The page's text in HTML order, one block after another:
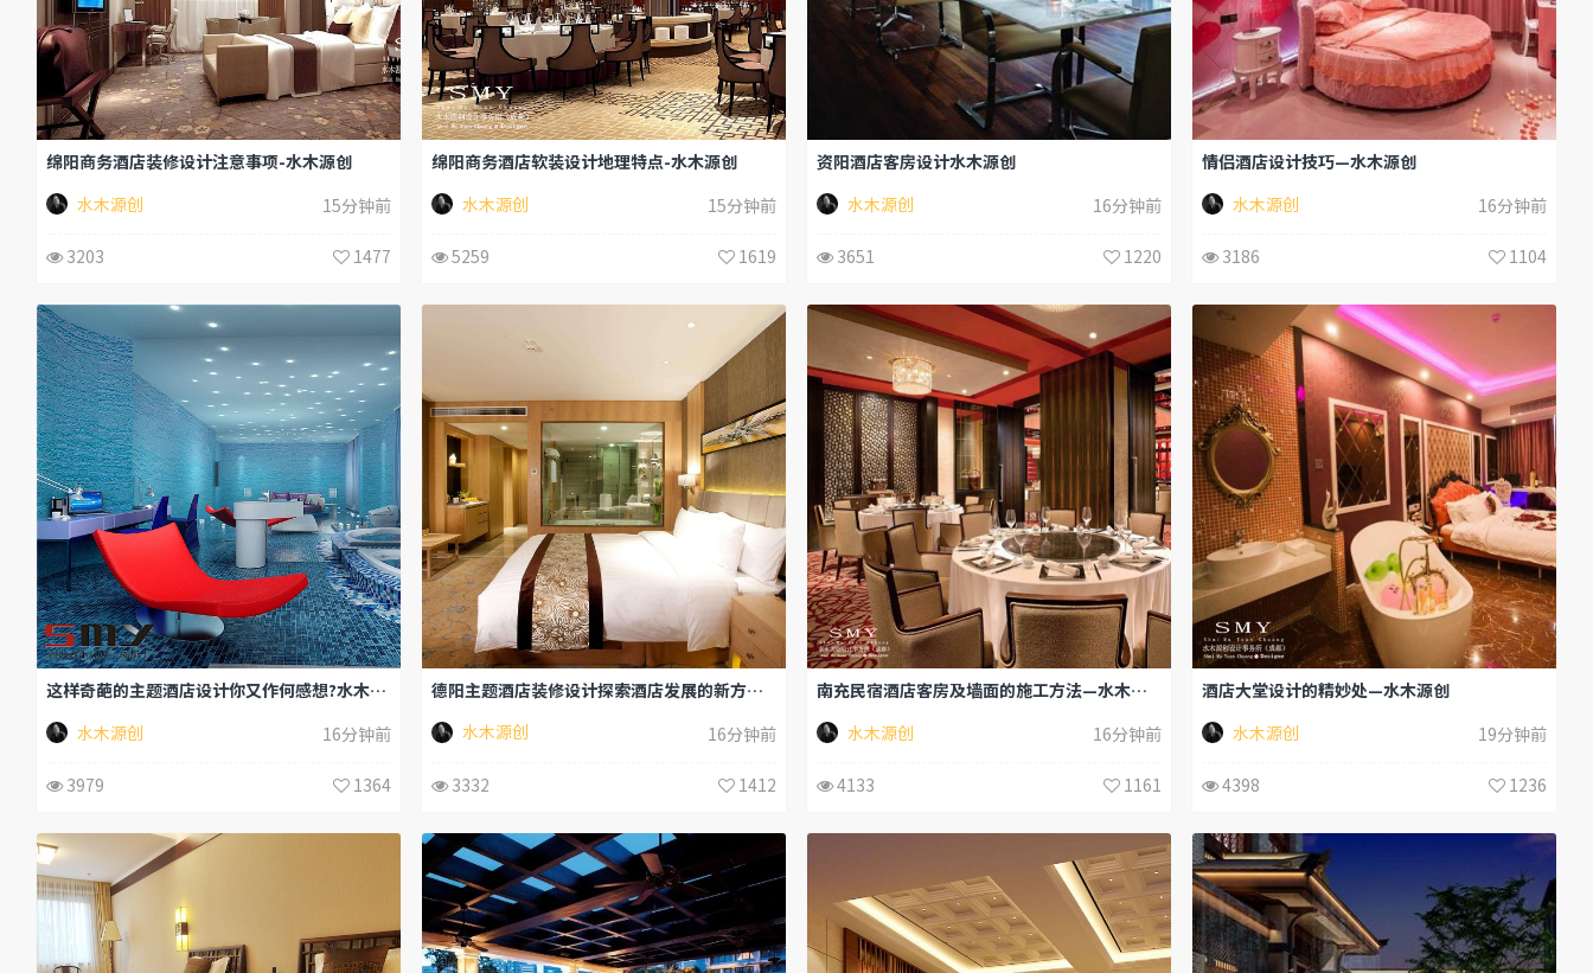
绵阳商务酒店装修设计注意事项-水木源创
水木源创
15分钟前
3203 1477
绵阳商务酒店软装设计地理特点-水木源创
水木源创
15分钟前
5259 1619
资阳酒店客房设计水木源创
水木源创
16分钟前
3651 1220
情侣酒店设计技巧—水木源创
水木源创
16分钟前
3186 1104
这样奇葩的主题酒店设计你又作何感想?水木源创
水木源创
16分钟前
3979 1364
德阳主题酒店装修设计探索酒店发展的新方向-水木源创
水木源创
16分钟前
3332 1412
南充民宿酒店客房及墙面的施工方法—水木源创
水木源创
16分钟前
4133 1161
酒店大堂设计的精妙处—水木源创
水木源创
19分钟前
4398 1236